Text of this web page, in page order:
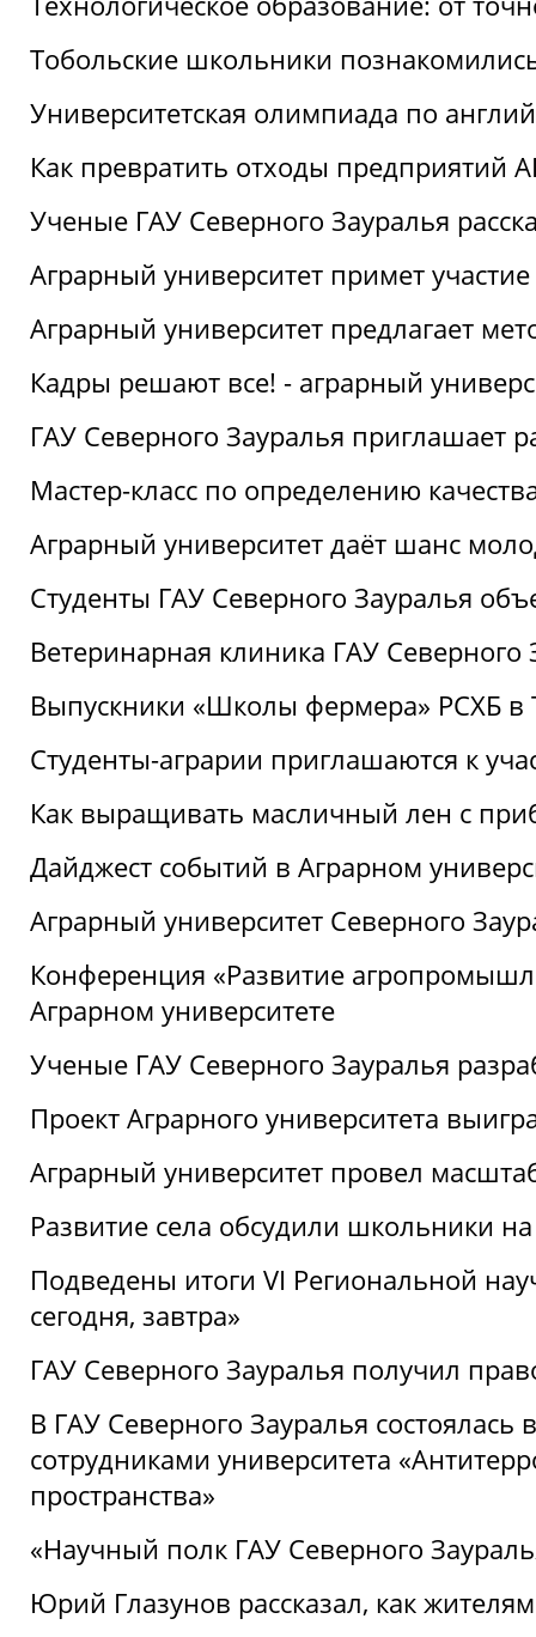
Тобольские школьники
Университетская олимпиада по
Как превратить отходы предприятий
Ученые ГАУ Северного Зауралья
Аграрный университет примет
Аграрный университет предлагает
Кадры решают все! - аграрный
ГАУ Северного Зауралья приглашает
Мастер-класс по определению
Аграрный университет даёт шанс
Студенты ГАУ Северного Зауралья
Ветеринарная клиника ГАУ Северного
Выпускники «Школы фермера» РСХБ
Студенты-аграрии приглашаются к
Как выращивать масличный лен с
Дайджест событий в Аграрном
Аграрный университет Северного
Конференция «Развитие
Аграрном университете
Ученые ГАУ Северного Зауралья
Проект Аграрного университета
Аграрный университет провел
Развитие села обсудили школьники
Подведены итоги VI Региональной
сегодня, завтра»
ГАУ Северного Зауралья получил
В ГАУ Северного Зауралья состоялась
сотрудниками университета
пространства»
«Научный полк ГАУ Северного
Юрий Глазунов рассказал, как